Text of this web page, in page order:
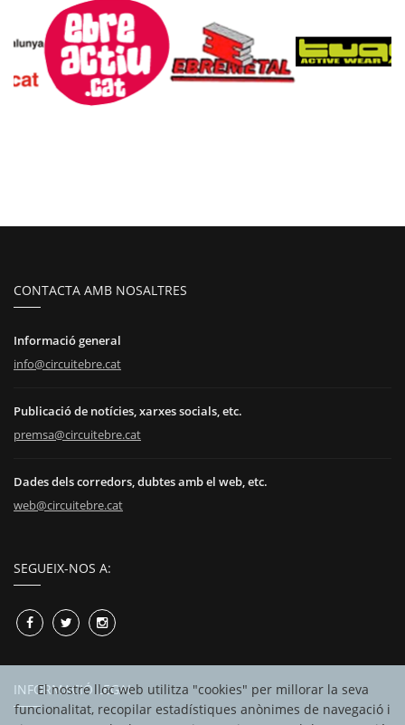
CONTACTA AMB NOSALTRES
Informació general
info@circuitebre.cat
Publicació de notícies, xarxes socials, etc.
premsa@circuitebre.cat
Dades dels corredors, dubtes amb el web, etc.
web@circuitebre.cat
SEGUEIX-NOS A:
INFORMACIÓ LEGAL
El nostre lloc web utilitza "cookies" per millorar la seva
funcionalitat, recopilar estadístiques anònimes de navegació i